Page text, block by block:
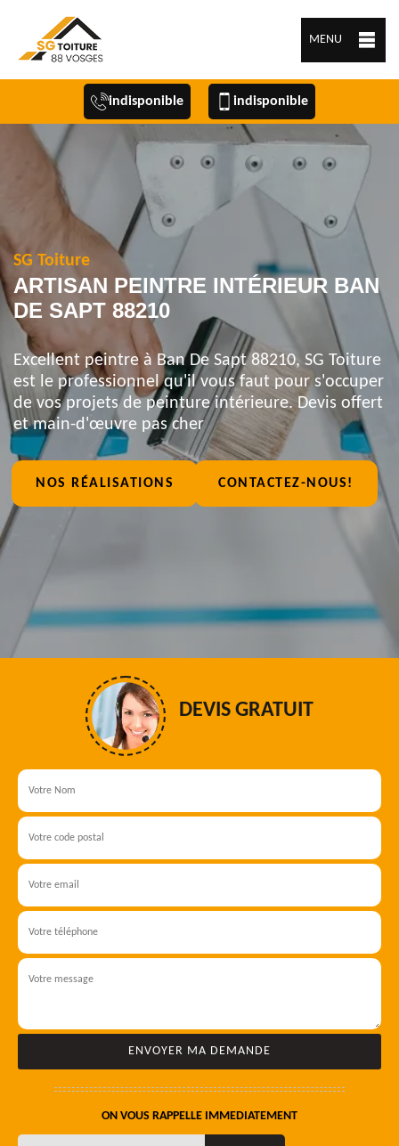
MENU
indisponible indisponible
SG Toiture
ARTISAN PEINTRE INTÉRIEUR BAN
DE SAPT 88210
Excellent peintre à Ban De Sapt 88210, SG Toiture
est le professionnel qu'il vous faut pour s'occuper
de vos projets de peinture intérieure. Devis offert
et main-d'œuvre pas cher
NOS RÉALISATIONS CONTACTEZ-NOUS!
DEVIS GRATUIT
ON VOUS RAPPELLE IMMEDIATEMENT